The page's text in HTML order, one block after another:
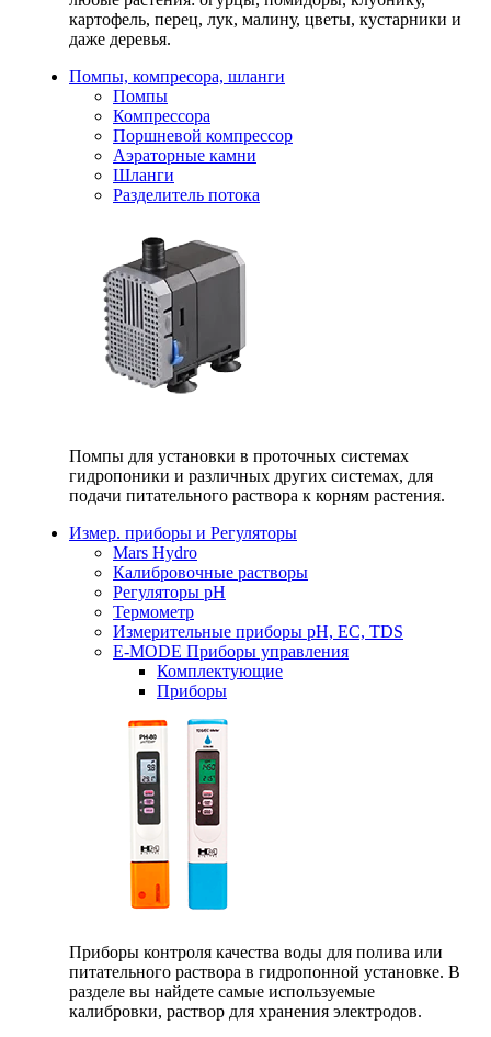
картофель, перец, лук, малину, цветы, кустарники и
даже деревья.
Помпы, компресора, шланги
Помпы
Компрессора
Поршневой компрессор
Аэраторные камни
Шланги
Разделитель потока
Помпы для установки в проточных системах
гидропоники и различных других системах, для
подачи питательного раствора к корням растения.
Измер. приборы и Регуляторы
Mars Hydro
Калибровочные растворы
Регуляторы рН
Термометр
Измерительные приборы pH, EC, TDS
E-MODE Приборы управления
Комплектующие
Приборы
Приборы контроля качества воды для полива или
питательного раствора в гидропонной установке. В
разделе вы найдете самые используемые
калибровки, раствор для хранения электродов.